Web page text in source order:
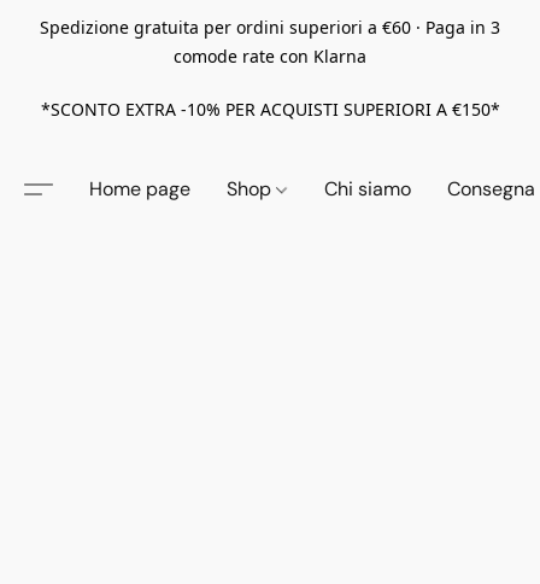
Spedizione gratuita per ordini superiori a €60 · Paga in 3
comode rate con Klarna
*SCONTO EXTRA -10% PER ACQUISTI SUPERIORI A €150*
Home page Shop Chi siamo Consegna